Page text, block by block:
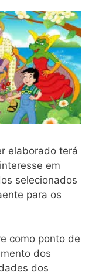
elaborado terá
em
selecionados
para os
como ponto de
dos
dos